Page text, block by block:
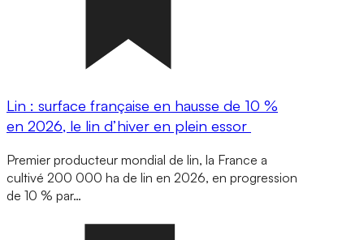
Lin : surface française en hausse de 10 %
en 2026, le lin d’hiver en plein essor
Premier producteur mondial de lin, la France a
cultivé 200 000 ha de lin en 2026, en progression
de 10 % par…